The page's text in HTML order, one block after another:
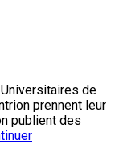
de
prennent leur
publient des